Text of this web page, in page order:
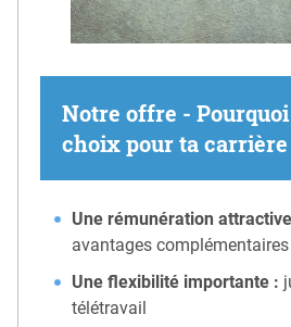
Notre offre - Pourquoi
choix pour ta carrière
Une rémunération
avantages complémentaires
Une flexibilité importante :
télétravail